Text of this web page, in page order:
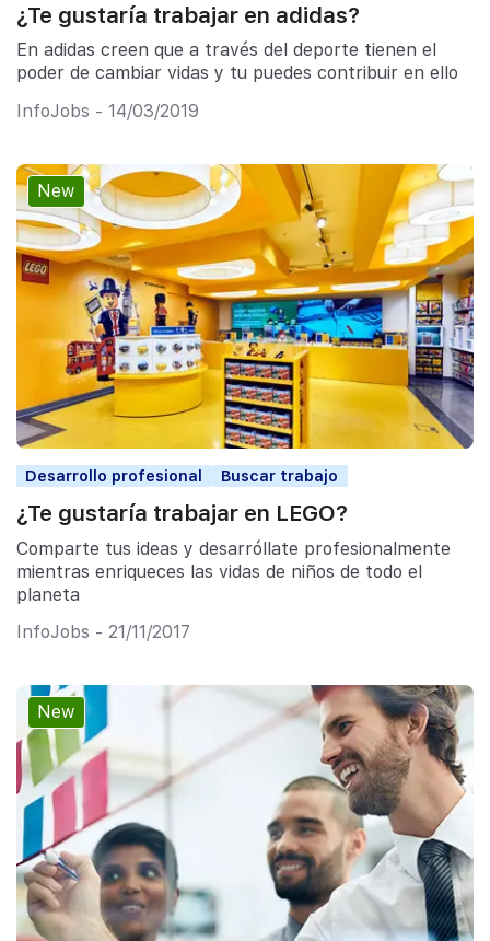
¿Te gustaría trabajar en adidas?
En adidas creen que a través del deporte tienen el
poder de cambiar vidas y tu puedes contribuir en ello
InfoJobs - 14/03/2019
New
Desarrollo profesional Buscar trabajo
¿Te gustaría trabajar en LEGO?
Comparte tus ideas y desarróllate profesionalmente
mientras enriqueces las vidas de niños de todo el
planeta
InfoJobs - 21/11/2017
New